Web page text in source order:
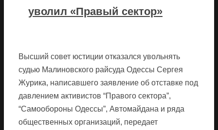
уволил «Правый сектор»
Высший совет юстиции отказался увольнять
судью Малиновского райсуда Одессы Сергея
Журика, написавшего заявление об отставке под
давлением активистов “Правого сектора”,
“Самообороны Одессы”, Автомайдана и ряда
общественных организаций, передает